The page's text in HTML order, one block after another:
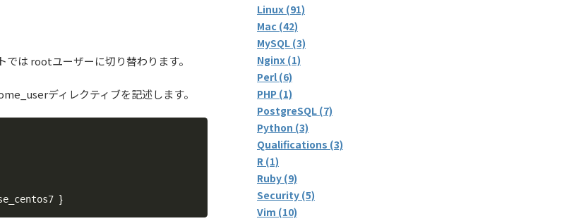
は rootユーザーに切り替わります。
ディレクティブを記述します。
}
Linux (91)
Mac (42)
MySQL (3)
Nginx (1)
Perl (6)
PHP (1)
PostgreSQL (7)
Python (3)
Qualifications (3)
R (1)
Ruby (9)
Security (5)
Vim (10)